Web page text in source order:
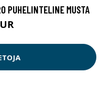
PUHELINTELINE MUSTA